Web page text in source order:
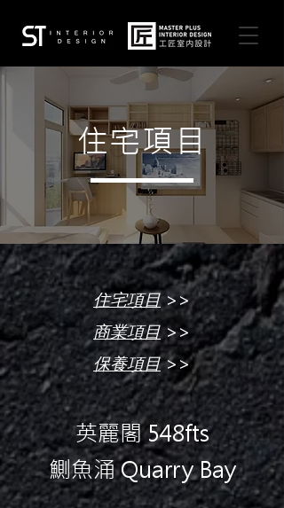
住宅項目
住宅項目>>
商業項目>>
保養項目>>
英麗閣 548fts
鰂魚涌 Quarry Bay